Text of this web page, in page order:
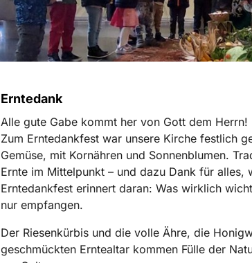
Erntedank
Alle gute Gabe kommt her von Gott dem Herrn!
Zum Erntedankfest war unsere Kirche festlich
Gemüse, mit Kornähren und Sonnenblumen.
Ernte im Mittelpunkt – und dazu Dank für alles,
Erntedankfest erinnert daran: Was wirklich
nur empfangen.
Der Riesenkürbis und die volle Ähre, die
geschmückten Erntealtar kommen Fülle der